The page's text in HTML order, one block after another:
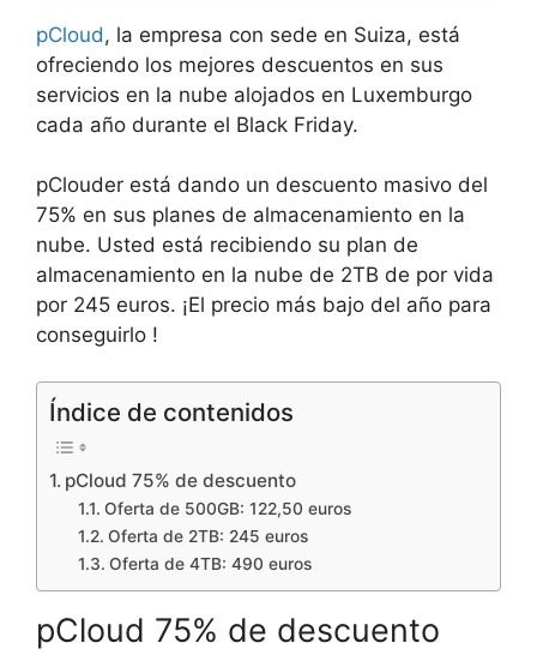
pCloud, la empresa con sede en Suiza, está
ofreciendo los mejores descuentos en sus
servicios en la nube alojados en Luxemburgo
cada año durante el Black Friday.
pClouder está dando un descuento masivo del
75% en sus planes de almacenamiento en la
nube. Usted está recibiendo su plan de
almacenamiento en la nube de 2TB de por vida
por 245 euros. ¡El precio más bajo del año para
conseguirlo !
Índice de contenidos
pCloud 75% de descuento
Oferta de 500GB: 122,50 euros
Oferta de 2TB: 245 euros
Oferta de 4TB: 490 euros
pCloud 75% de descuento